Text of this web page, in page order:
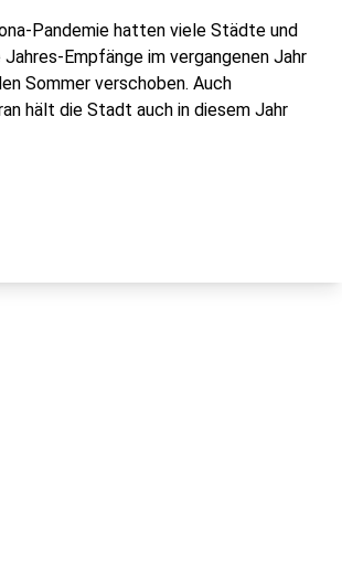
Pandemie hatten viele Städte und
Jahres-Empfänge im vergangenen Jahr
Sommer verschoben. Auch
hält die Stadt auch in diesem Jahr